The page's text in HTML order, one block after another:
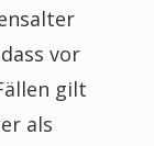
vor
gilt
als